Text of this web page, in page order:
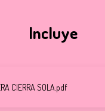
Incluye
CIERRA SOLA.pdf